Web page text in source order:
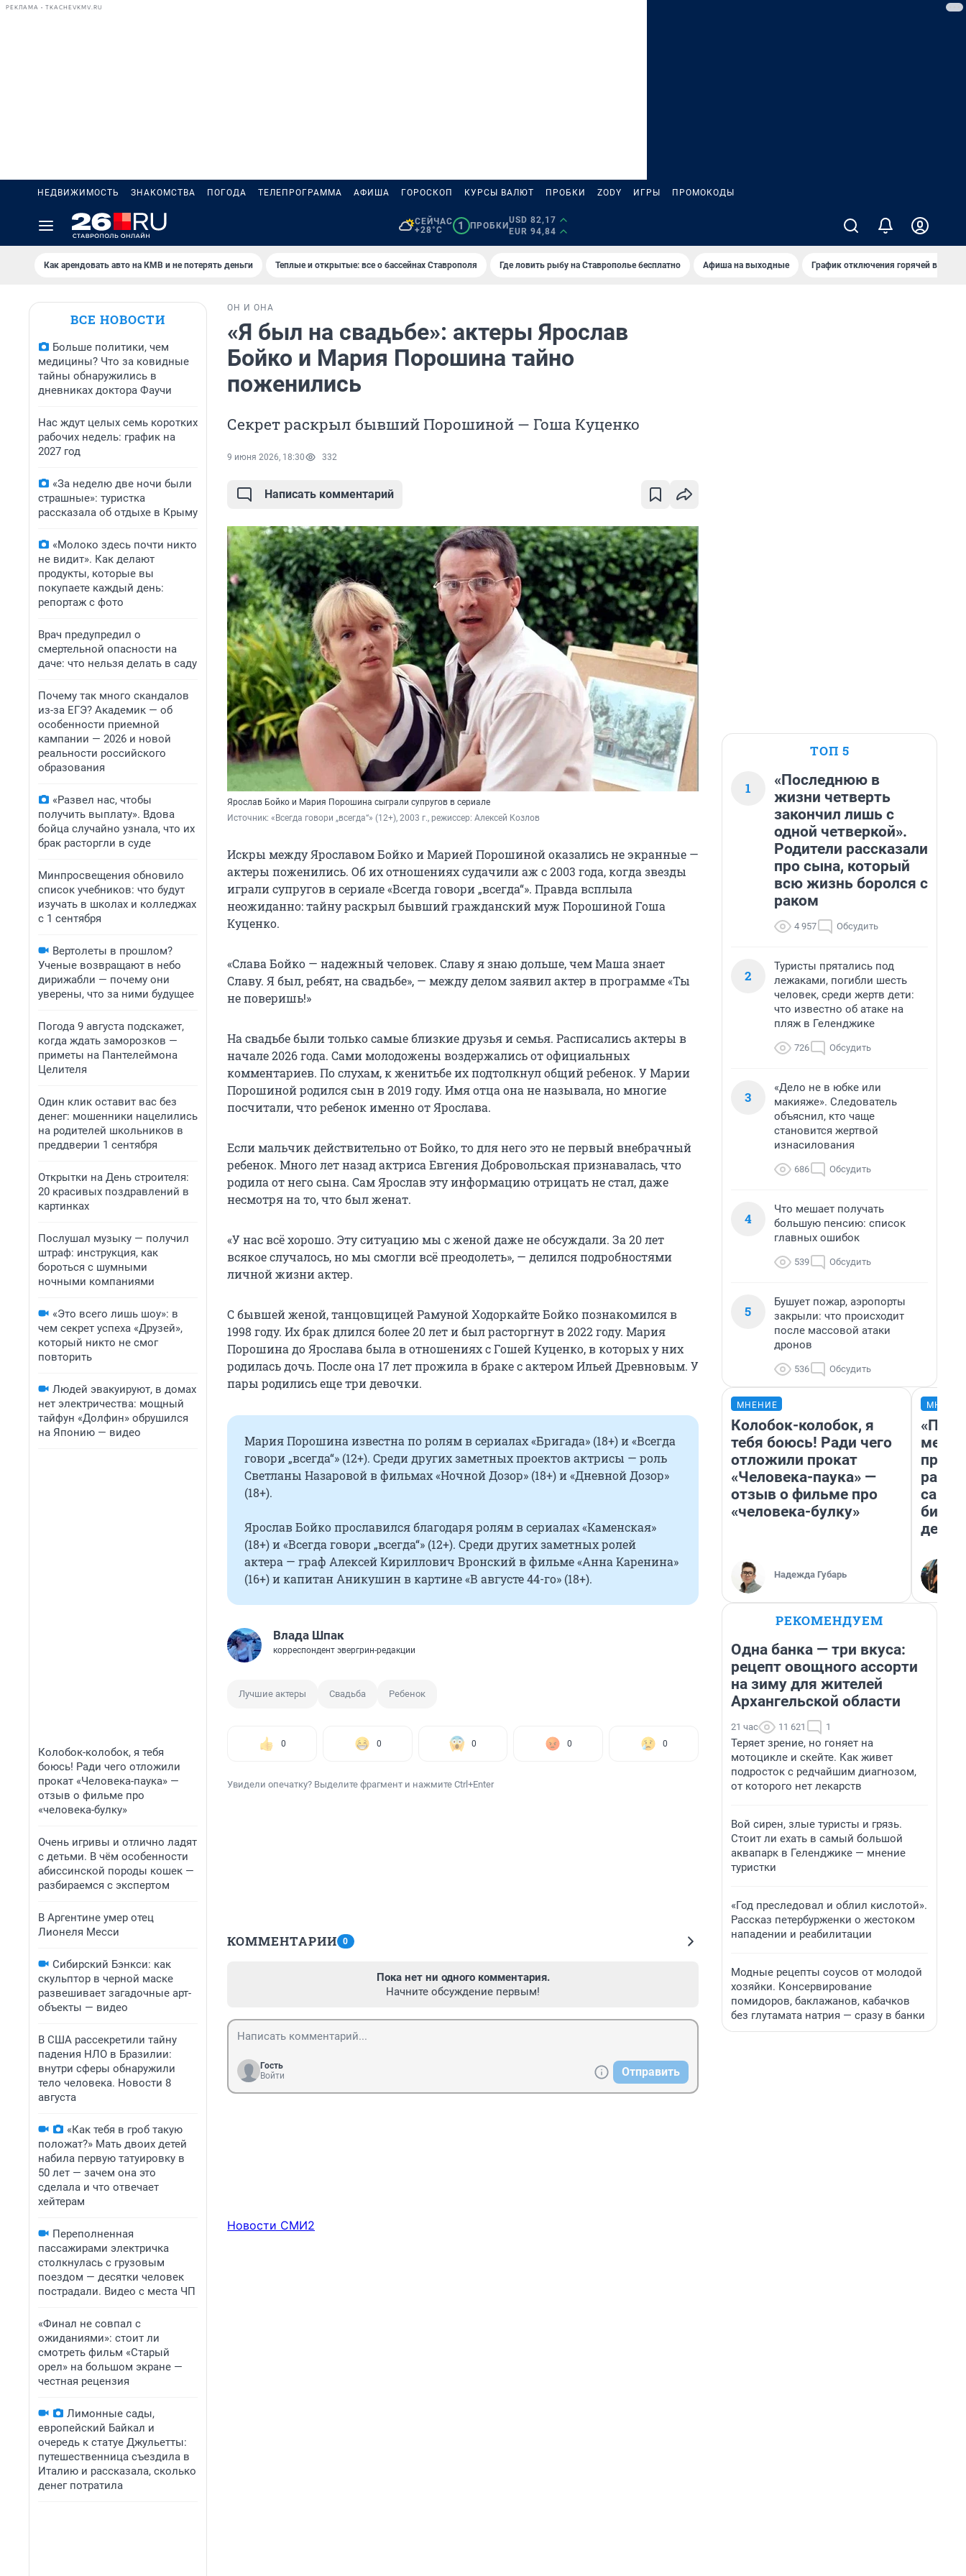
РЕКЛАМА • TKACHEVKMV.RU
НЕДВИЖИМОСТЬ ЗНАКОМСТВА ПОГОДА ТЕЛЕПРОГРАММА АФИША ГОРОСКОП КУРСЫ ВАЛЮТ ПРОБКИ ZODY ИГРЫ ПРОМОКОДЫ
СЕЙЧАС
+28°C
1 ПРОБКИ
USD 82,17
EUR 94,84
Как арендовать авто на КМВ и не потерять деньги Теплые и открытые: все о бассейнах Ставрополя Где ловить рыбу на Ставрополье бесплатно Афиша на выходные График отключения горячей воды в
ВСЕ НОВОСТИ
Больше политики, чем
медицины? Что за ковидные
тайны обнаружились в
дневниках доктора Фаучи
Нас ждут целых семь коротких
рабочих недель: график на
2027 год
«За неделю две ночи были
страшные»: туристка
рассказала об отдыхе в Крыму
«Молоко здесь почти никто
не видит». Как делают
продукты, которые вы
покупаете каждый день:
репортаж с фото
Врач предупредил о
смертельной опасности на
даче: что нельзя делать в саду
Почему так много скандалов
из-за ЕГЭ? Академик — об
особенности приемной
кампании — 2026 и новой
реальности российского
образования
«Развел нас, чтобы
получить выплату». Вдова
бойца случайно узнала, что их
брак расторгли в суде
Минпросвещения обновило
список учебников: что будут
изучать в школах и колледжах
с 1 сентября
Вертолеты в прошлом?
Ученые возвращают в небо
дирижабли — почему они
уверены, что за ними будущее
Погода 9 августа подскажет,
когда ждать заморозков —
приметы на Пантелеймона
Целителя
Один клик оставит вас без
денег: мошенники нацелились
на родителей школьников в
преддверии 1 сентября
Открытки на День строителя:
20 красивых поздравлений в
картинках
Послушал музыку — получил
штраф: инструкция, как
бороться с шумными
ночными компаниями
«Это всего лишь шоу»: в
чем секрет успеха «Друзей»,
который никто не смог
повторить
Людей эвакуируют, в домах
нет электричества: мощный
тайфун «Долфин» обрушился
на Японию — видео
Колобок-колобок, я тебя
боюсь! Ради чего отложили
прокат «Человека-паука» —
отзыв о фильме про
«человека-булку»
Очень игривы и отлично ладят
с детьми. В чём особенности
абиссинской породы кошек —
разбираемся с экспертом
В Аргентине умер отец
Лионеля Месси
Сибирский Бэнкси: как
скульптор в черной маске
развешивает загадочные арт-
объекты — видео
В США рассекретили тайну
падения НЛО в Бразилии:
внутри сферы обнаружили
тело человека. Новости 8
августа
«Как тебя в гроб такую
положат?» Мать двоих детей
набила первую татуировку в
50 лет — зачем она это
сделала и что отвечает
хейтерам
Переполненная
пассажирами электричка
столкнулась с грузовым
поездом — десятки человек
пострадали. Видео с места ЧП
«Финал не совпал с
ожиданиями»: стоит ли
смотреть фильм «Старый
орел» на большом экране —
честная рецензия
Лимонные сады,
европейский Байкал и
очередь к статуе Джульетты:
путешественница съездила в
Италию и рассказала, сколько
денег потратила
ОН И ОНА
«Я был на свадьбе»: актеры Ярослав
Бойко и Мария Порошина тайно
поженились
Секрет раскрыл бывший Порошиной — Гоша Куценко
9 июня 2026, 18:30 332
Написать комментарий
Ярослав Бойко и Мария Порошина сыграли супругов в сериале
Источник: «Всегда говори „всегда“» (12+), 2003 г., режиссер: Алексей Козлов
Искры между Ярославом Бойко и Марией Порошиной оказались не экранные —
актеры поженились. Об их отношениях судачили аж с 2003 года, когда звезды
играли супругов в сериале «Всегда говори „всегда“». Правда всплыла
неожиданно: тайну раскрыл бывший гражданский муж Порошиной Гоша
Куценко.
«Слава Бойко — надежный человек. Славу я знаю дольше, чем Маша знает
Славу. Я был, ребят, на свадьбе», — между делом заявил актер в программе «Ты
не поверишь!»
На свадьбе были только самые близкие друзья и семья. Расписались актеры в
начале 2026 года. Сами молодожены воздержались от официальных
комментариев. По слухам, к женитьбе их подтолкнул общий ребенок. У Марии
Порошиной родился сын в 2019 году. Имя отца она не называла, но многие
посчитали, что ребенок именно от Ярослава.
Если мальчик действительно от Бойко, то для него это не первый внебрачный
ребенок. Много лет назад актриса Евгения Добровольская признавалась, что
родила от него сына. Сам Ярослав эту информацию отрицать не стал, даже
несмотря на то, что был женат.
«У нас всё хорошо. Эту ситуацию мы с женой даже не обсуждали. За 20 лет
всякое случалось, но мы смогли всё преодолеть», — делился подробностями
личной жизни актер.
С бывшей женой, танцовщицей Рамуной Ходоркайте Бойко познакомился в
1998 году. Их брак длился более 20 лет и был расторгнут в 2022 году. Мария
Порошина до Ярослава была в отношениях с Гошей Куценко, в которых у них
родилась дочь. После она 17 лет прожила в браке с актером Ильей Древновым. У
пары родились еще три девочки.
Мария Порошина известна по ролям в сериалах «Бригада» (18+) и «Всегда
говори „всегда“» (12+). Среди других заметных проектов актрисы — роль
Светланы Назаровой в фильмах «Ночной Дозор» (18+) и «Дневной Дозор»
(18+).
Ярослав Бойко прославился благодаря ролям в сериалах «Каменская»
(18+) и «Всегда говори „всегда“» (12+). Среди других заметных ролей
актера — граф Алексей Кириллович Вронский в фильме «Анна Каренина»
(16+) и капитан Аникушин в картине «В августе 44-го» (18+).
Влада Шпак
корреспондент эвергрин-редакции
Лучшие актеры Свадьба Ребенок
0 0 0 0 0
Увидели опечатку? Выделите фрагмент и нажмите Ctrl+Enter
КОММЕНТАРИИ 0
Пока нет ни одного комментария.
Начните обсуждение первым!
Гость
Войти
Отправить
Новости СМИ2
ТОП 5
1
«Последнюю в
жизни четверть
закончил лишь с
одной четверкой».
Родители рассказали
про сына, который
всю жизнь боролся с
раком
4 957 Обсудить
2
Туристы прятались под
лежаками, погибли шесть
человек, среди жертв дети:
что известно об атаке на
пляж в Геленджике
726 Обсудить
3
«Дело не в юбке или
макияже». Следователь
объяснил, кто чаще
становится жертвой
изнасилования
686 Обсудить
4
Что мешает получать
большую пенсию: список
главных ошибок
539 Обсудить
5
Бушует пожар, аэропорты
закрыли: что происходит
после массовой атаки
дронов
536 Обсудить
МНЕНИЕ
Колобок-колобок, я
тебя боюсь! Ради чего
отложили прокат
«Человека-паука» —
отзыв о фильме про
«человека-булку»
Надежда Губарь
РЕКОМЕНДУЕМ
Одна банка — три вкуса:
рецепт овощного ассорти
на зиму для жителей
Архангельской области
21 час 11 621 1
Теряет зрение, но гоняет на
мотоцикле и скейте. Как живет
подросток с редчайшим диагнозом,
от которого нет лекарств
Вой сирен, злые туристы и грязь.
Стоит ли ехать в самый большой
аквапарк в Геленджике — мнение
туристки
«Год преследовал и облил кислотой».
Рассказ петербурженки о жестоком
нападении и реабилитации
Модные рецепты соусов от молодой
хозяйки. Консервирование
помидоров, баклажанов, кабачков
без глутамата натрия — сразу в банки